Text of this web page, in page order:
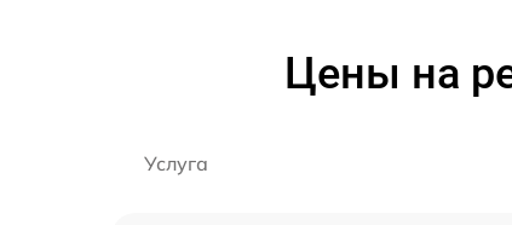
Цены на
Услуга